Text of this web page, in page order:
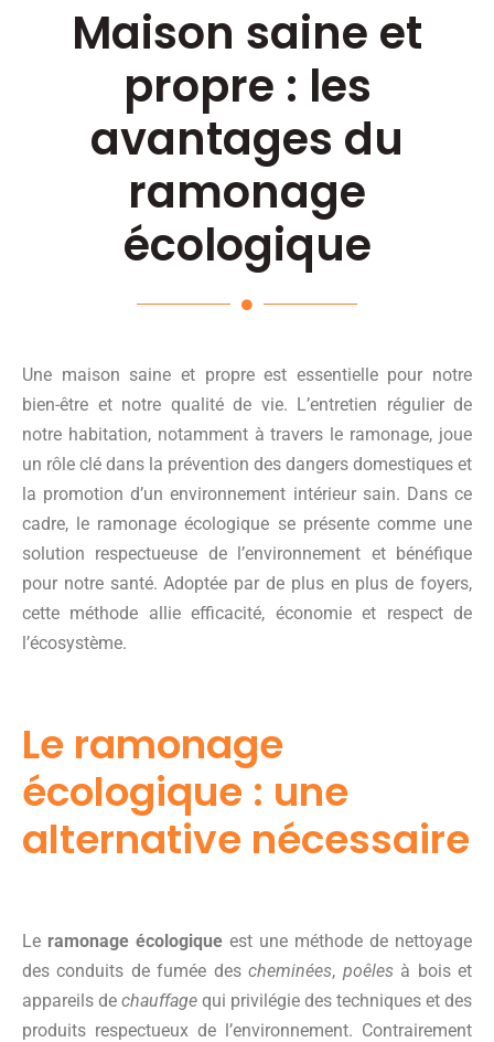
Maison saine et
propre : les
avantages du
ramonage
écologique
Une maison saine et propre est essentielle pour notre
bien-être et notre qualité de vie. L’entretien régulier de
notre habitation, notamment à travers le ramonage, joue
un rôle clé dans la prévention des dangers domestiques et
la promotion d’un environnement intérieur sain. Dans ce
cadre, le ramonage écologique se présente comme une
solution respectueuse de l’environnement et bénéfique
pour notre santé. Adoptée par de plus en plus de foyers,
cette méthode allie efficacité, économie et respect de
l’écosystème.
Le ramonage
écologique : une
alternative nécessaire
Le ramonage écologique est une méthode de nettoyage
des conduits de fumée descheminées, poêlesà bois et
appareils de chauffage qui privilégie des techniques et des
produits respectueux de l’environnement. Contrairement